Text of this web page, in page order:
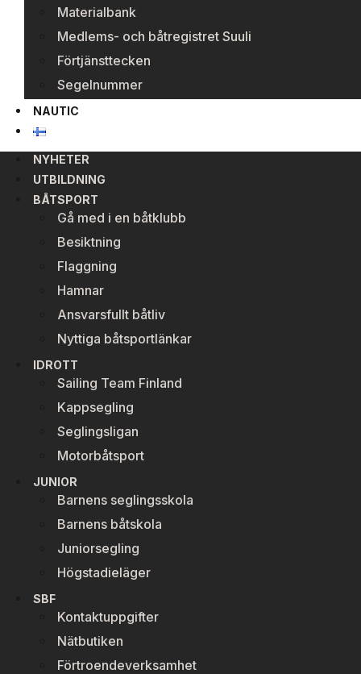
Materialbank
Medlems- och båtregistret Suuli
Förtjänsttecken
Segelnummer
NAUTIC
NYHETER
UTBILDNING
BÅTSPORT
Gå med i en båtklubb
Besiktning
Flaggning
Hamnar
Ansvarsfullt båtliv
Nyttiga båtsportlänkar
IDROTT
Sailing Team Finland
Kappsegling
Seglingsligan
Motorbåtsport
JUNIOR
Barnens seglingsskola
Barnens båtskola
Juniorsegling
Högstadieläger
SBF
Kontaktuppgifter
Nätbutiken
Förtroendeverksamhet